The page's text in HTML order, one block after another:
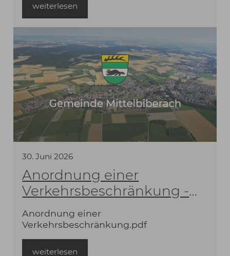
weiterlesen
30.Juni 2026
Anordnung einer
Verkehrsbeschränkung -
Vogteistraße
Anordnung einer
Verkehrsbeschränkung.pdf
weiterlesen